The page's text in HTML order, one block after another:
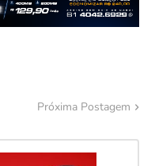
Próxima Postagem